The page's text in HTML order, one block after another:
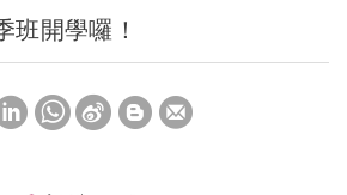
班開學囉！